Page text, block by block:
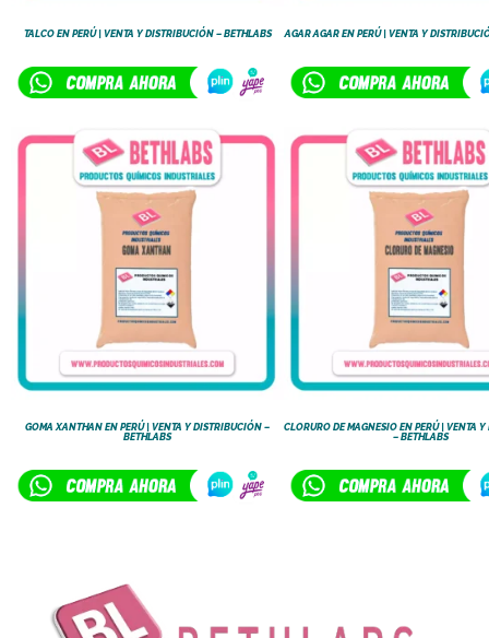
TALCO EN PERÚ | VENTA Y DISTRIBUCIÓN – BETHLABS AGAR AGAR EN PERÚ | VENTA Y
GOMA XANTHAN EN PERÚ | VENTA Y DISTRIBUCIÓN –
BETHLABS
CLORURO DE MAGNESIO EN PERÚ | VENTA
– BETHLABS